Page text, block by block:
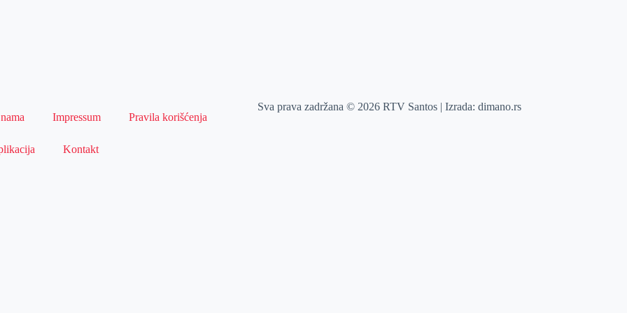
Impressum Pravila korišćenja
Kontakt
Sva prava zadržana © 2026 RTV Santos | Izrada:dimano.rs